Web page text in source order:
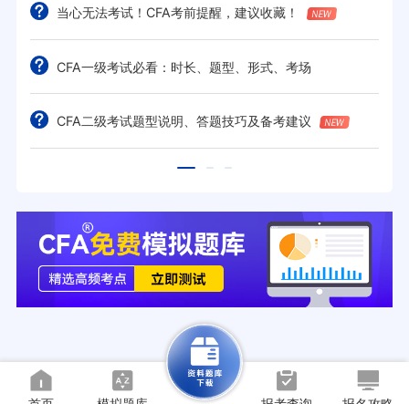
当心无法考试！CFA考前提醒，建议收藏！
CFA一级考试必看：时长、题型、形式、考场
CFA二级考试题型说明、答题技巧及备考建议